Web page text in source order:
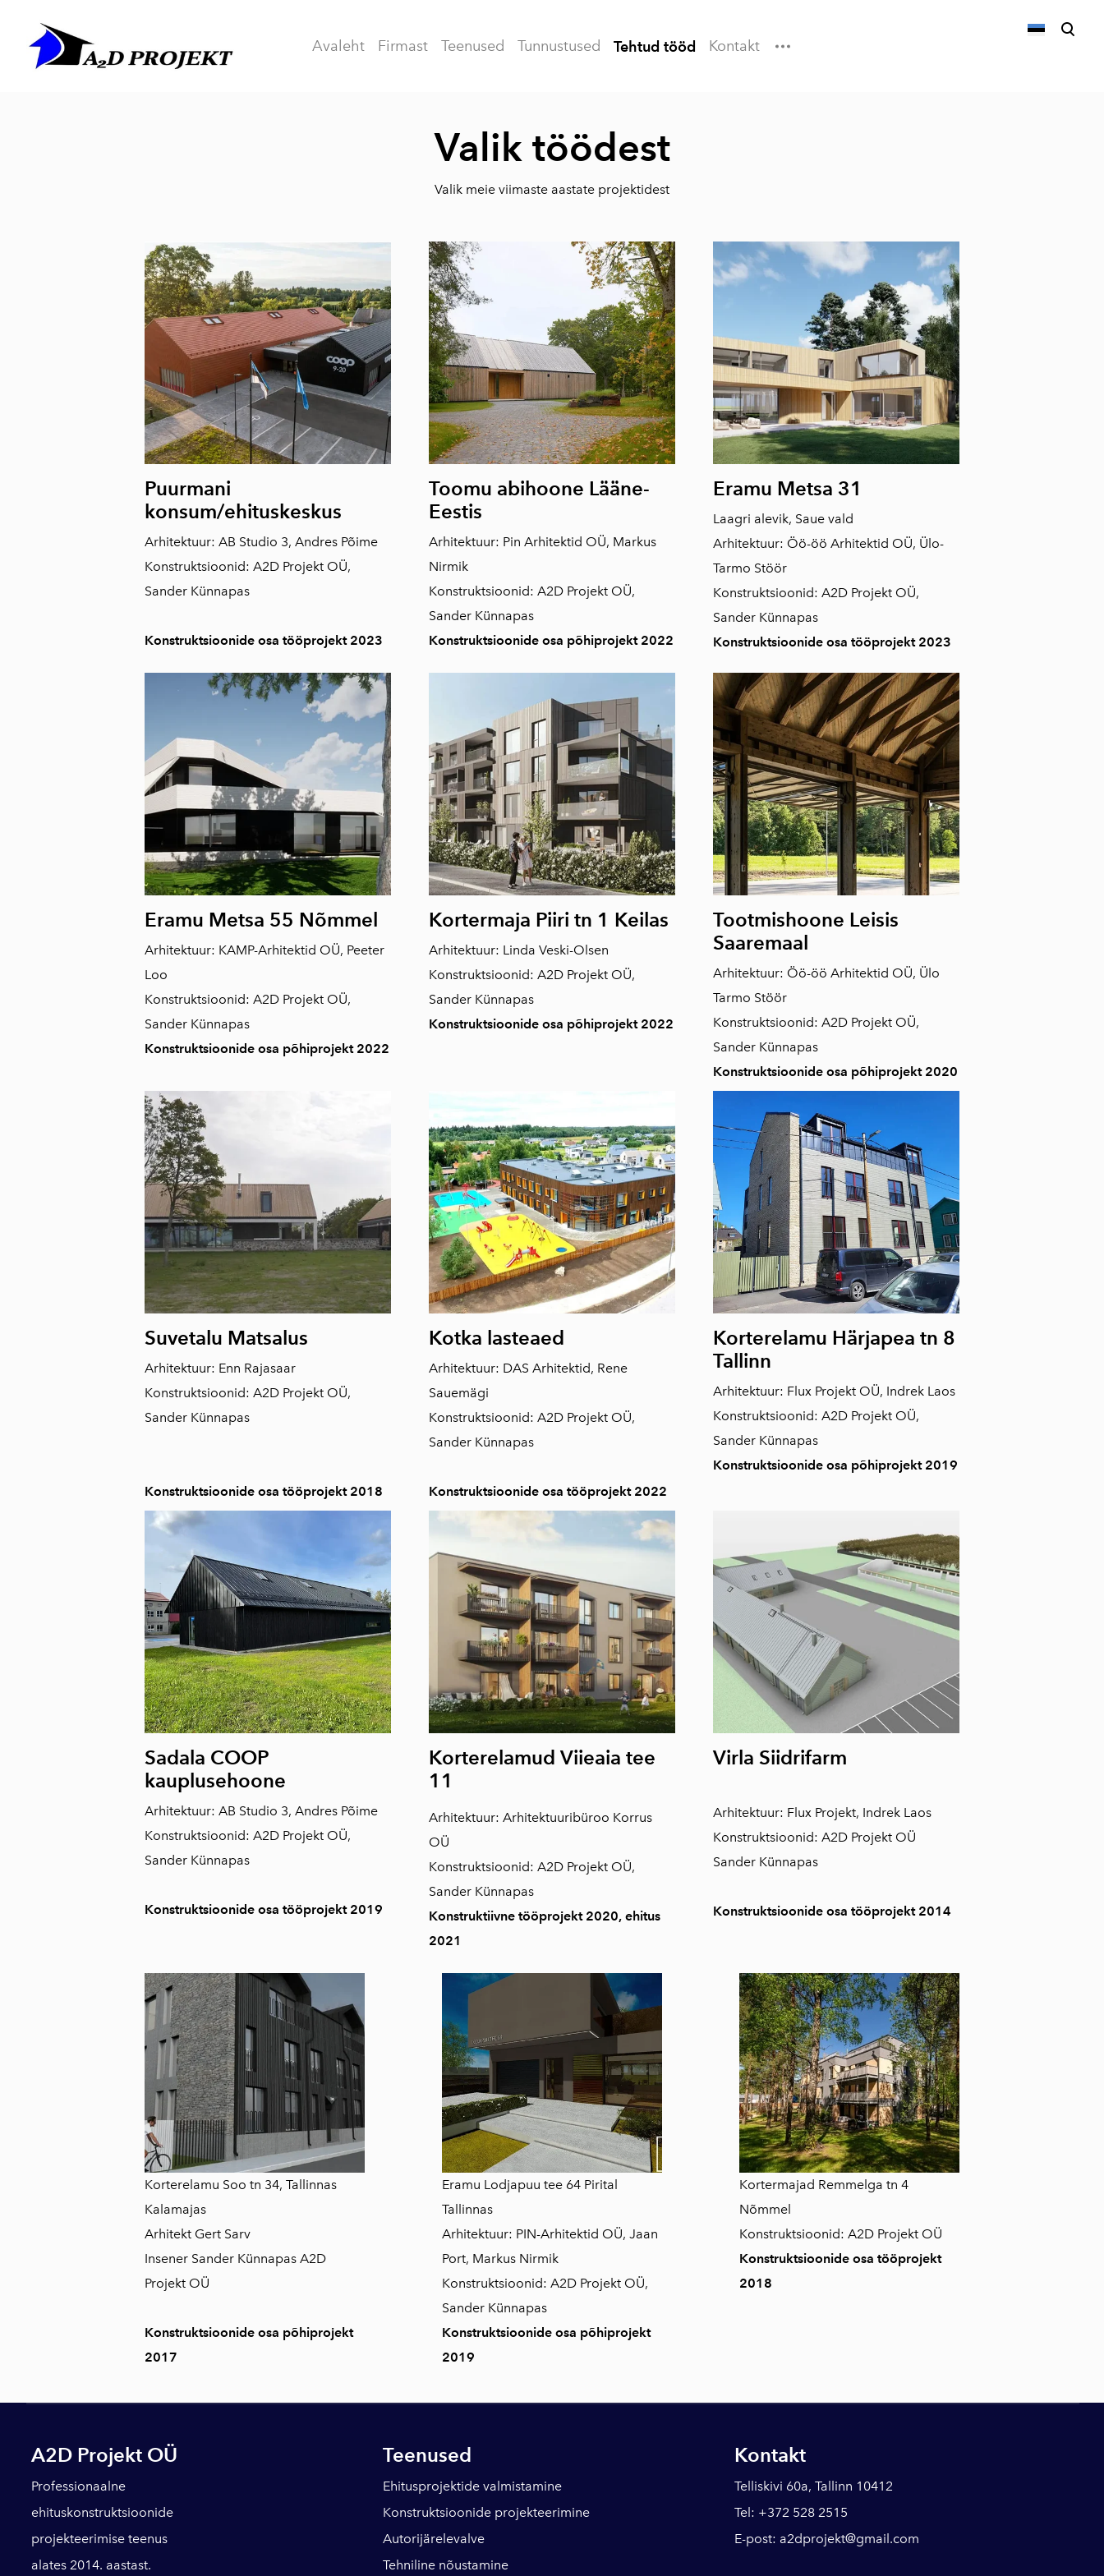
Avaleht Firmast Teenused Tunnustused Tehtud tööd Kontakt
Valik töödest
Valik meie viimaste aastate projektidest
Puurmani
konsum/ehituskeskus
Arhitektuur: AB Studio 3, Andres Põime
Konstruktsioonid: A2D Projekt OÜ,
Sander Künnapas
Konstruktsioonide osa tööprojekt 2023
Toomu abihoone Lääne-
Eestis
Arhitektuur: Pin Arhitektid OÜ, Markus
Nirmik
Konstruktsioonid: A2D Projekt OÜ,
Sander Künnapas
Konstruktsioonide osa põhiprojekt 2022
Eramu Metsa 31
Laagri alevik, Saue vald
Arhitektuur: Öö-öö Arhitektid OÜ, Ülo-
Tarmo Stöör
Konstruktsioonid: A2D Projekt OÜ,
Sander Künnapas
Konstruktsioonide osa tööprojekt 2023
Eramu Metsa 55 Nõmmel
Arhitektuur: KAMP-Arhitektid OÜ, Peeter
Loo
Konstruktsioonid: A2D Projekt OÜ,
Sander Künnapas
Konstruktsioonide osa põhiprojekt 2022
Kortermaja Piiri tn 1 Keilas
Arhitektuur: Linda Veski-Olsen
Konstruktsioonid: A2D Projekt OÜ,
Sander Künnapas
Konstruktsioonide osa põhiprojekt 2022
Tootmishoone Leisis
Saaremaal
Arhitektuur: Öö-öö Arhitektid OÜ, Ülo
Tarmo Stöör
Konstruktsioonid: A2D Projekt OÜ,
Sander Künnapas
Konstruktsioonide osa põhiprojekt 2020
Suvetalu Matsalus
Arhitektuur: Enn Rajasaar
Konstruktsioonid: A2D Projekt OÜ,
Sander Künnapas
Konstruktsioonide osa tööprojekt 2018
Kotka lasteaed
Arhitektuur: DAS Arhitektid, Rene
Sauemägi
Konstruktsioonid: A2D Projekt OÜ,
Sander Künnapas
Konstruktsioonide osa tööprojekt 2022
Korterelamu Härjapea tn 8
Tallinn
Arhitektuur: Flux Projekt OÜ, Indrek Laos
Konstruktsioonid: A2D Projekt OÜ,
Sander Künnapas
Konstruktsioonide osa põhiprojekt 2019
Sadala COOP
kauplusehoone
Arhitektuur: AB Studio 3, Andres Põime
Konstruktsioonid: A2D Projekt OÜ,
Sander Künnapas
Konstruktsioonide osa tööprojekt 2019
Korterelamud Viieaia tee
11
Arhitektuur: Arhitektuuribüroo Korrus
OÜ
Konstruktsioonid: A2D Projekt OÜ,
Sander Künnapas
Konstruktiivne tööprojekt 2020, ehitus
2021
Virla Siidrifarm
Arhitektuur: Flux Projekt, Indrek Laos
Konstruktsioonid: A2D Projekt OÜ
Sander Künnapas
Konstruktsioonide osa tööprojekt 2014
Korterelamu Soo tn 34, Tallinnas
Kalamajas
Arhitekt Gert Sarv
Insener Sander Künnapas A2D
Projekt OÜ
Konstruktsioonide osa põhiprojekt
2017
Eramu Lodjapuu tee 64 Pirital
Tallinnas
Arhitektuur: PIN-Arhitektid OÜ, Jaan
Port, Markus Nirmik
Konstruktsioonid: A2D Projekt OÜ,
Sander Künnapas
Konstruktsioonide osa põhiprojekt
2019
Kortermajad Remmelga tn 4
Nõmmel
Konstruktsioonid: A2D Projekt OÜ
Konstruktsioonide osa tööprojekt
2018
A2D Projekt OÜ
Professionaalne
ehituskonstruktsioonide
projekteerimise teenus
alates 2014. aastast.
Teenused
Ehitusprojektide valmistamine
Konstruktsioonide projekteerimine
Autorijärelevalve
Tehniline nõustamine
Kontakt
Telliskivi 60a, Tallinn 10412
Tel: +372 528 2515
E-post: a2dprojekt@gmail.com